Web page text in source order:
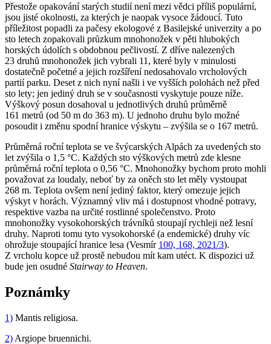
Přestože opakování starých studií není mezi vědci příliš populární,
jsou jisté okolnosti, za kterých je naopak vysoce žádoucí. Tuto
příležitost popadli za pačesy ekologové z Basilejské univerzity a po
sto letech zopakovali průzkum mnohonožek v pěti hlubokých
horských údolích s obdobnou pečlivostí. Z dříve nalezených
23 druhů mnohonožek jich vybrali 11, které byly v minulosti
dostatečně početné a jejich rozšíření nedosahovalo vrcholových
partií parku. Deset z nich nyní našli i ve vyšších polohách než před
sto lety; jen jediný druh se v současnosti vyskytuje pouze níže.
Výškový posun dosahoval u jednotlivých druhů průměrně
161 metrů (od 50 m do 363 m). U jednoho druhu bylo možné
posoudit i změnu spodní hranice výskytu – zvýšila se o 167 metrů.
Průměrná roční teplota se ve švýcarských Alpách za uvedených sto
let zvýšila o 1,5 °C. Každých sto výškových metrů zde klesne
průměrná roční teplota o 0,56 °C. Mnohonožky bychom proto mohli
považovat za loudaly, neboť by za oněch sto let měly vystoupat
268 m. Teplota ovšem není jediný faktor, který omezuje jejich
výskyt v horách. Významný vliv má i dostupnost vhodné potravy,
respektive vazba na určité rostlinné společenstvo. Proto
mnohonožky vysokohorských trávníků stoupají rychleji než lesní
druhy. Naproti tomu tyto vysokohorské (a endemické) druhy víc
ohrožuje stoupající hranice lesa (Vesmír 100, 168, 2021/3).
Z vrcholu kopce už prostě nebudou mít kam utéct. K dispozici už
bude jen osudné Stairway to Heaven.
Poznámky
1) Mantis religiosa.
2) Argiope bruennichi.